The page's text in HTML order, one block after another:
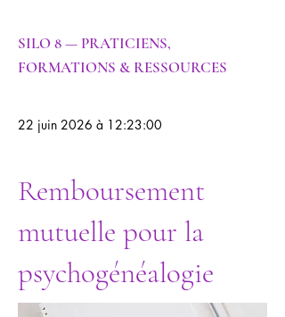
SILO 8 — PRATICIENS,
FORMATIONS & RESSOURCES
22 juin 2026 à 12:23:00
Remboursement
mutuelle pour la
psychogénéalogie